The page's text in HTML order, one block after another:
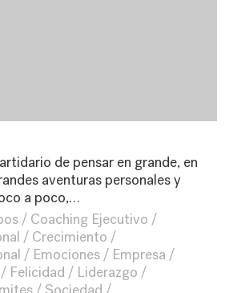
de pensar en grande, en
aventuras personales y
a poco,…
Coaching Ejecutivo
Crecimiento
Emociones
Empresa
Felicidad
Liderazgo